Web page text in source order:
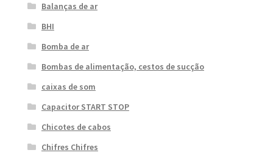
Balanças de ar
BHI
Bomba de ar
Bombas de alimentação, cestos de sucção
caixas de som
Capacitor START STOP
Chicotes de cabos
Chifres Chifres